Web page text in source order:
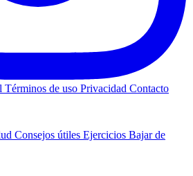
Términos de uso Privacidad Contacto
Consejos útiles Ejercicios Bajar de